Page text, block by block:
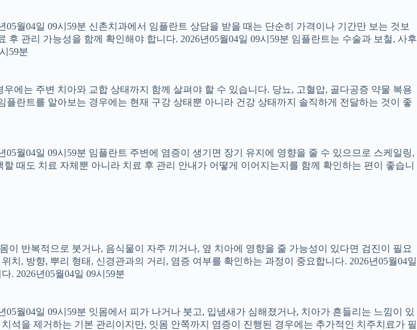
월04일 09시59분 신촌치과에서 임플란트 상담을 받을 때는 단순히 가격이나 기간만 보는 것보
관리 가능성을 함께 확인해야 합니다. 2026년05월04일 09시59분 임플란트는 수술과 보철, 사후
59분
에는 주변 치아와 교합 상태까지 함께 살펴야 할 수 있습니다. 당뇨, 고혈압, 골다공증 약물 복용
란트를 알아보는 경우에는 현재 구강 상태뿐 아니라 건강 상태까지 솔직하게 전달하는 것이 좋
월04일 09시59분 임플란트 주변에 염증이 생기면 장기 유지에 영향을 줄 수 있으므로 스케일링,
때도 치료 자체뿐 아니라 치료 후 관리 안내가 어떻게 이어지는지를 함께 확인하는 편이 좋습니
반복적으로 붓거나, 음식물이 자주 끼거나, 옆 치아에 영향을 줄 가능성이 있다면 검진이 필요
치, 방향, 뿌리 형태, 신경관과의 거리, 염증 여부를 확인하는 과정이 중요합니다. 2026년05월04일
. 2026년05월04일 09시59분
월04일 09시59분 잇몸에서 피가 나거나 붓고, 입냄새가 심해졌거나, 치아가 흔들리는 느낌이 있
석을 제거하는 기본 관리이지만, 잇몸 안쪽까지 염증이 진행된 경우에는 추가적인 치주치료가 필